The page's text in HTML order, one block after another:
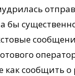
бы
сообщить